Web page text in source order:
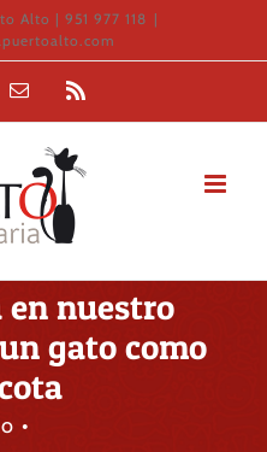
Alto | 951 977 118 |
Correo
nuestro
gato como